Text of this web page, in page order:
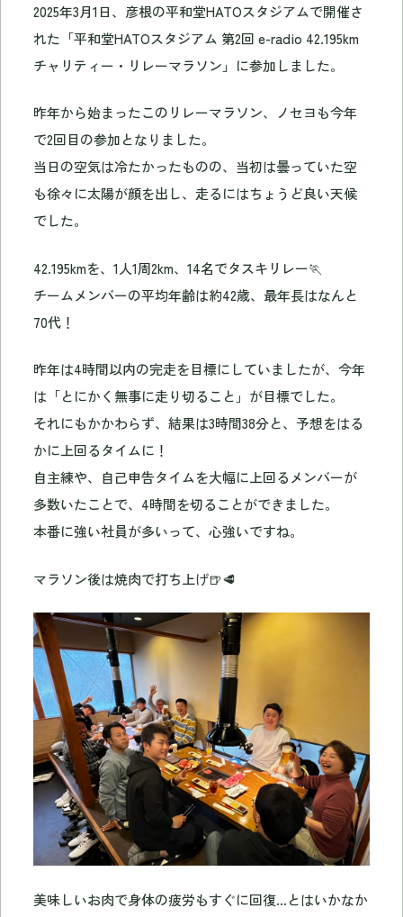
2025年3月1日、彦根の平和堂HATOスタジアムで開催さ
れた「平和堂HATOスタジアム 第2回 e-radio 42.195km
チャリティー・リレーマラソン」に参加しました。
昨年から始まったこのリレーマラソン、ノセヨも今年
で2回目の参加となりました。
当日の空気は冷たかったものの、当初は曇っていた空
も徐々に太陽が顔を出し、走るにはちょうど良い天候
でした。
42.195kmを、1人1周2km、14名でタスキリレー🏃
チームメンバーの平均年齢は約42歳、最年長はなんと
70代！
昨年は4時間以内の完走を目標にしていましたが、今年
は「とにかく無事に走り切ること」が目標でした。
それにもかかわらず、結果は3時間38分と、予想をはる
かに上回るタイムに！
自主練や、自己申告タイムを大幅に上回るメンバーが
多数いたことで、4時間を切ることができました。
本番に強い社員が多いって、心強いですね。
マラソン後は焼肉で打ち上げ🍺🥩
美味しいお肉で身体の疲労もすぐに回復…とはいかなか